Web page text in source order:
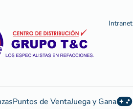
Intranet
Puntos de VentaJuega y Gana